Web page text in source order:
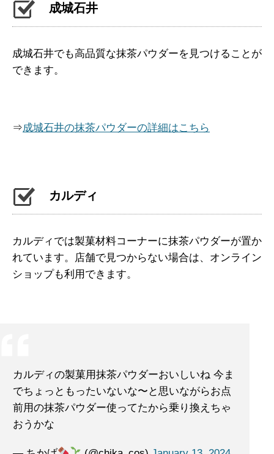
成城石井
成城石井でも高品質な抹茶パウダーを見つけることが
できます。
⇒成城石井の抹茶パウダーの詳細はこちら
カルディ
カルディでは製菓材料コーナーに抹茶パウダーが置か
れています。店舗で見つからない場合は、オンライン
ショップも利用できます。
カルディの製菓用抹茶パウダーおいしいね 今ま
でちょっともったいないな〜と思いながらお点
前用の抹茶パウダー使ってたから乗り換えちゃ
おうかな